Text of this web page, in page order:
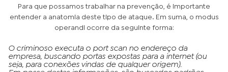
Para que possamos trabalhar na prevenção, é importante
entender a anatomia deste tipo de ataque. Em suma, o modus
operandi ocorre da seguinte forma:
O criminoso executa o port scan no endereço da
empresa, buscando portas expostas para a internet (ou
seja, para conexões vindas de qualquer origem).